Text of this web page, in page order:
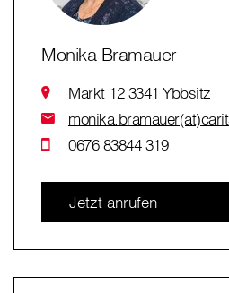
Monika Bramauer
Markt 12 3341 Ybbsitz
0676 83844 319
Jetzt anrufen